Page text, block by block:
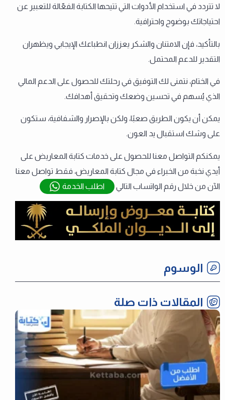
لا تتردد في استخدام الأدوات التي تتيحها الكتابة الفعّالة للتعبير عن
احتياجاتك بوضوح واحترافية.
بالتأكيد، فإن الامتنان والشكر يعززان انطباعك الإيجابي ويظهران
التقدير للدعم المحتمل.
في الختام، نتمنى لك التوفيق في رحلتك للحصول على الدعم المالي
الذي يُسهم في تحسين وضعك وتحقيق أهدافك.
يمكن أن يكون الطريق صعبًا، ولكن بالإصرار والشفافية، ستكون
على وشك استقبال يد العون.
يمكنكم التواصل معنا للحصول على خدمات كتابة المعاريض على
أيدي نخبة من الخبراء في مجال كتابة المعاريض، فقط تواصل معنا
الآن من خلال رقم الواتساب التالي
اطلب الخدمة
الوسوم
المقالات ذات صلة